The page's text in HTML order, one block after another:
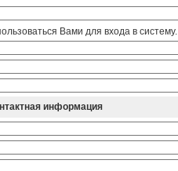
Вами для входа в систему.
информация